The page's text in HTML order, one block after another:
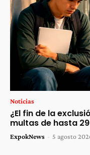
Noticias
¿El fin de la
multas de hasta
ExpokNews - 5 agosto